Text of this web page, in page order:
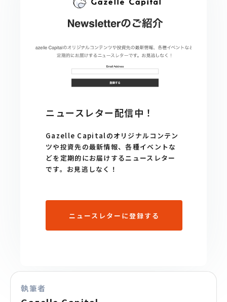
ニュースレター配信中！
Gazelle Capitalのオリジナルコンテン
ツや投資先の最新情報、各種イベントな
どを定期的にお届けするニュースレター
です。お見逃しなく！
ニュースレターに登録する
執筆者